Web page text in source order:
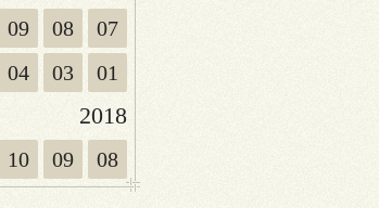
09 08
07
04 03 01
2018
10 09 08